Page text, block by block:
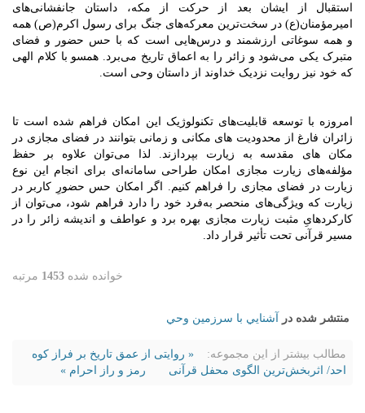
استقبال از ایشان بعد از حرکت از مکه، داستان جانفشانی‌های
امیرمؤمنان(ع)‌ در سخت‌ترین معرکه‌های جنگ برای رسول اکرم(ص) همه
و همه سوغاتی ارزشمند و درس‌هایی است که با حس حضور و فضای
متبرک یکی می‌شود و زائر را به اعماق تاریخ می‌برد. همسو با کلام الهی
که خود نیز روایت نزدیک خداوند از داستان وحی است.
امروزه با توسعه قابلیت‌های تکنولوژیک این امکان فراهم شده است تا
زائران فارغ از محدودیت های مکانی و زمانی بتوانند در فضای مجازی در
مکان های مقدسه به زیارت بپردازند. لذا می‌توان علاوه بر حفظ
مؤلفه‌های زیارت مجازی امکان طراحی سامانه‌ای برای انجام این نوع
زیارت در فضای مجازی را فراهم کنیم. اگر امکان حس حضورِ کاربر در
زیارت که ویژگی‌های منحصر به‌فرد خود را دارد فراهم شود، می‌توان از
کارکردهایِ مثبت زیارت مجازی بهره برد و عواطف و اندیشه زائر را در
مسیر قرآنی تحت تأثیر قرار داد.
خوانده شده 1453 مرتبه
منتشر شده در آشنايي با سرزمين وحي
مطالب بیشتر از این مجموعه:
« روایتی از عمق تاریخ بر فراز کوه
احد/ اثربخش‌ترین الگوی محفل قرآنی
رمز و راز احرام »